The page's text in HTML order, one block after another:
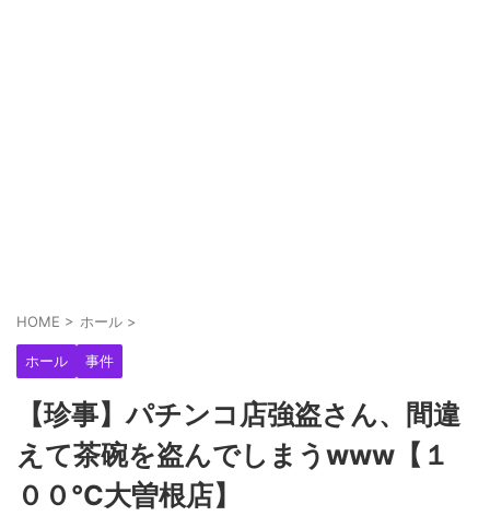
HOME > ホール >
ホール 事件
【珍事】パチンコ店強盗さん、間違
えて茶碗を盗んでしまうwww【１
００℃大曽根店】